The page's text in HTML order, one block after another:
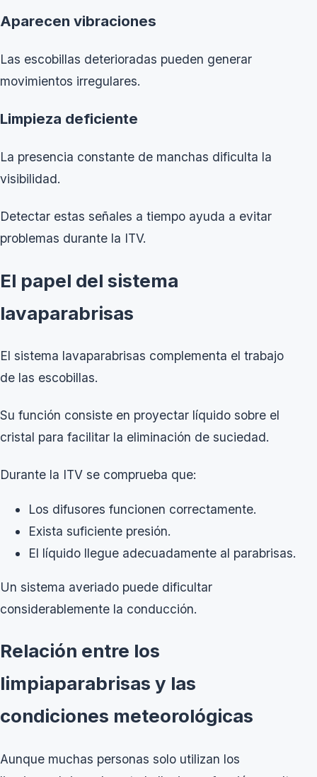
Aparecen vibraciones
Las escobillas deterioradas pueden generar
movimientos irregulares.
Limpieza deficiente
La presencia constante de manchas dificulta la
visibilidad.
Detectar estas señales a tiempo ayuda a evitar
problemas durante la ITV.
El papel del sistema
lavaparabrisas
El sistema lavaparabrisas complementa el trabajo
de las escobillas.
Su función consiste en proyectar líquido sobre el
cristal para facilitar la eliminación de suciedad.
Durante la ITV se comprueba que:
Los difusores funcionen correctamente.
Exista suficiente presión.
El líquido llegue adecuadamente al parabrisas.
Un sistema averiado puede dificultar
considerablemente la conducción.
Relación entre los
limpiaparabrisas y las
condiciones meteorológicas
Aunque muchas personas solo utilizan los